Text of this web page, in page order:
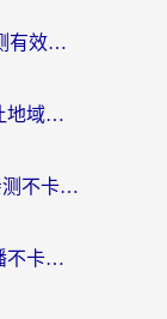
海外如何看CBA直播？留学生亲测有效的体育赛事观看指南
在国外怎么看咪咕视频节目？别让地域限制挡住你的追剧自由
在国外怎么用全民K歌？海外党亲测不卡顿的回国加速秘籍
海外党必看：国外怎么在虎牙直播不卡顿？附腾讯视频网易云音乐解决方案